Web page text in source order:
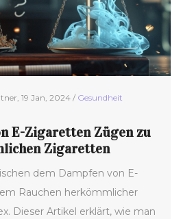
19 Jan, 2024 / Gesundheit
E-Zigaretten Zügen zu
Zigaretten
dem Dampfen von E-
Rauchen herkömmlicher
Dieser Artikel erklärt, wie man